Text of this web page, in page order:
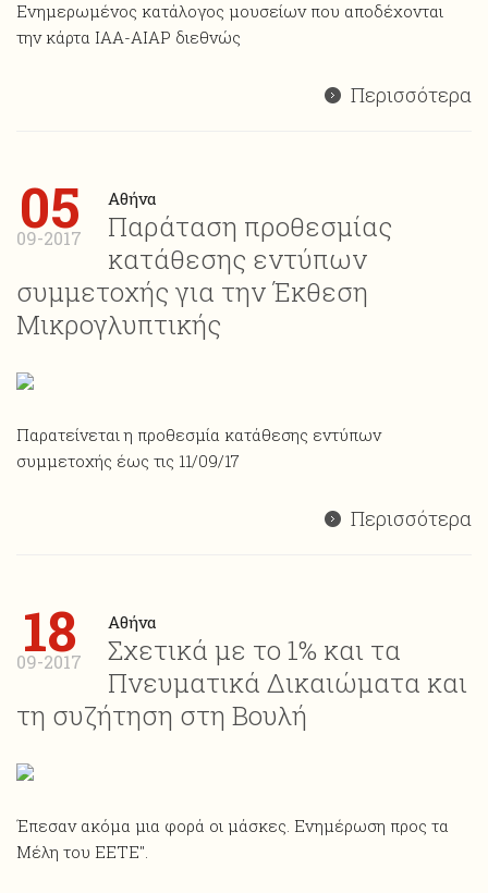
Ενημερωμένος κατάλογος μουσείων που αποδέχονται
την κάρτα ΙΑΑ-AIAP διεθνώς
Περισσότερα
05
09-2017
Αθήνα
Παράταση προθεσμίας
κατάθεσης εντύπων
συμμετοχής για την Έκθεση
Μικρογλυπτικής
Παρατείνεται η προθεσμία κατάθεσης εντύπων
συμμετοχής έως τις 11/09/17
Περισσότερα
18
09-2017
Αθήνα
Σχετικά με το 1% και τα
Πνευματικά Δικαιώματα και
τη συζήτηση στη Βουλή
Έπεσαν ακόμα μια φορά οι μάσκες. Ενημέρωση προς τα
Μέλη του ΕΕΤΕ".